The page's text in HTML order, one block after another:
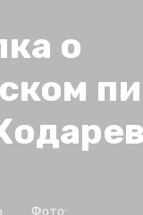
о
Фото: